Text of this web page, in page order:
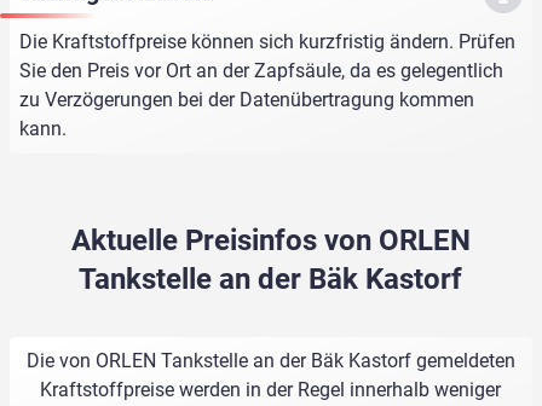
Die Kraftstoffpreise können sich kurzfristig ändern. Prüfen
Sie den Preis vor Ort an der Zapfsäule, da es gelegentlich
zu Verzögerungen bei der Datenübertragung kommen
kann.
Aktuelle Preisinfos von ORLEN
Tankstelle an der Bäk Kastorf
Die von ORLEN Tankstelle an der Bäk Kastorf gemeldeten
Kraftstoffpreise werden in der Regel innerhalb weniger